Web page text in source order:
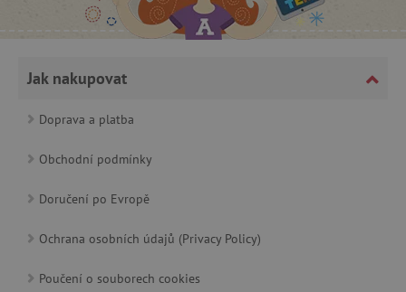
Jak nakupovat
Doprava a platba
Obchodní podmínky
Doručení po Evropě
Ochrana osobních údajů (Privacy Policy)
Poučení o souborech cookies
cjConsent
CookieScriptConsent